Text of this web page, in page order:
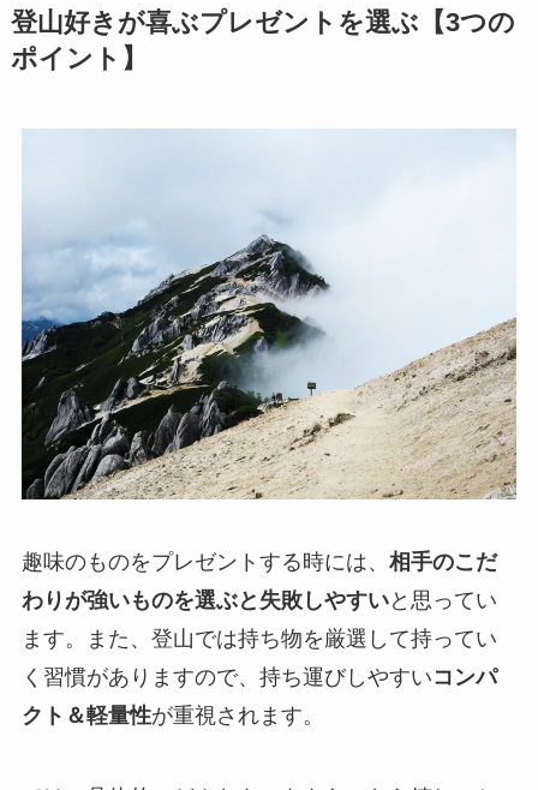
登山好きが喜ぶプレゼントを選ぶ【3つの
ポイント】
趣味のものをプレゼントする時には、 相手のこだ
わりが強いものを選ぶと失敗しやすいと思ってい
ます。また、登山では持ち物を厳選して持ってい
く習慣がありますので、持ち運びしやすいコンパ
クト＆軽量性が重視されます。